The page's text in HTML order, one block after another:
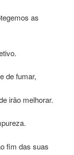
as
de fumar,
irão melhorar.
fim das suas